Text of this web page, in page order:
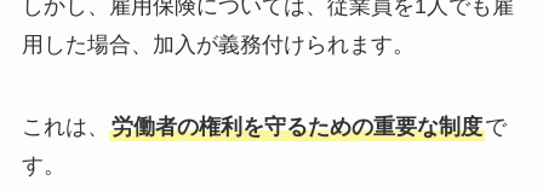
しかし、雇用保険については、従業員を1人でも雇
用した場合、加入が義務付けられます。
これは、 労働者の権利を守るための重要な制度で
す。